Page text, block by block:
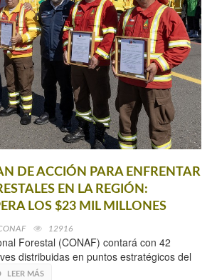
DE ACCIÓN PARA ENFRENTAR
EN LA REGIÓN:
LOS $23 MIL MILLONES
12916
Forestal (CONAF) contará con 42
distribuidas en puntos estratégicos del
LEER MÁS